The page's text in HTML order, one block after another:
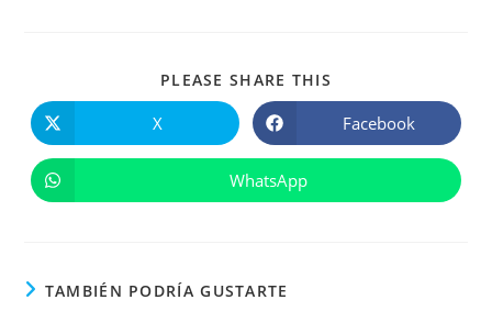
PLEASE SHARE THIS
abre
en
ventana
X Se
abre
en
ventana
Facebook
Se
abre
WhatsApp
TAMBIÉN PODRÍA GUSTARTE